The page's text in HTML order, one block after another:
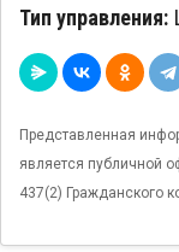
Тип управления:
Представленная
является публичной
437(2) Гражданского